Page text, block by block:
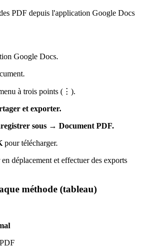
PDF depuis l'application Google Docs
Google Docs.
à trois points (⋮).
et exporter.
sous → Document PDF.
pour télécharger.
déplacement et effectuer des exports
méthode (tableau)